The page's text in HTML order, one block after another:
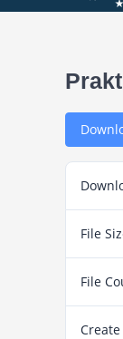
File
File